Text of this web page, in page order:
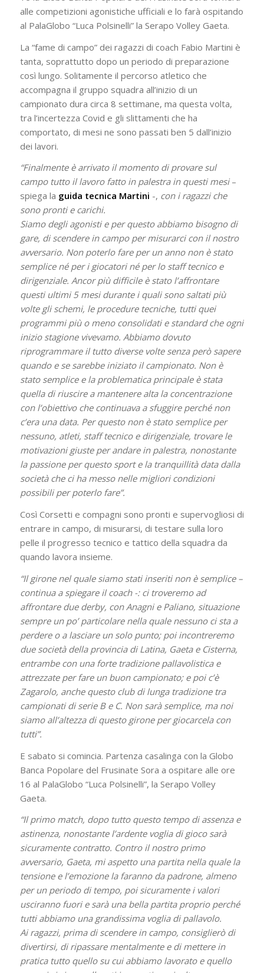
alle competizioni agonistiche ufficiali e lo farà ospitando
al PalaGlobo “Luca Polsinelli” la Serapo Volley Gaeta.
La “fame di campo” dei ragazzi di coach Fabio Martini è
tanta, soprattutto dopo un periodo di preparazione
così lungo. Solitamente il percorso atletico che
accompagna il gruppo squadra all’inizio di un
campionato dura circa 8 settimane, ma questa volta,
tra l’incertezza Covid e gli slittamenti che ha
comportato, di mesi ne sono passati ben 5 dall’inizio
dei lavori.
“Finalmente è arrivato il momento di provare sul
campo tutto il lavoro fatto in palestra in questi mesi–
spiega la guida tecnica Martini -, con i ragazzi che
sono pronti e carichi.
Siamo degli agonisti e per questo abbiamo bisogno di
gare, di scendere in campo per misurarci con il nostro
avversario. Non poterlo fare per un anno non è stato
semplice né per i giocatori né per lo staff tecnico e
dirigenziale. Ancor più difficile è stato l’affrontare
questi ultimi 5 mesi durante i quali sono saltati più
volte gli schemi, le procedure tecniche, tutti quei
programmi più o meno consolidati e standard che ogni
inizio stagione vivevamo. Abbiamo dovuto
riprogrammare il tutto diverse volte senza però sapere
quando e se sarebbe iniziato il campionato. Non è
stato semplice e la problematica principale è stata
quella di riuscire a mantenere alta la concentrazione
con l’obiettivo che continuava a sfuggire perché non
c’era una data. Per questo non è stato semplice per
nessuno, atleti, staff tecnico e dirigenziale, trovare le
motivazioni giuste per andare in palestra, nonostante
la passione per questo sport e la tranquillità data dalla
società che ci ha messo nelle migliori condizioni
possibili per poterlo fare”.
Così Corsetti e compagni sono pronti e supervogliosi di
entrare in campo, di misurarsi, di testare sulla loro
pelle il progresso tecnico e tattico della squadra da
quando lavora insieme.
“Il girone nel quale siamo stati inseriti non è semplice –
continua a spiegare il coach -: ci troveremo ad
affrontare due derby, con Anagni e Paliano, situazione
sempre un po’ particolare nella quale nessuno ci sta a
perdere o a lasciare un solo punto; poi incontreremo
due società della provincia di Latina, Gaeta e Cisterna,
entrambe con una forte tradizione pallavolistica e
attrezzate per fare un buon campionato; e poi c’è
Zagarolo, anche questo club di lunga tradizione tra
campionati di serie B e C. Non sarà semplice, ma noi
siamo all’altezza di questo girone per giocarcela con
tutti”.
E sabato si comincia. Partenza casalinga con la Globo
Banca Popolare del Frusinate Sora a ospitare alle ore
16 al PalaGlobo “Luca Polsinelli”, la Serapo Volley
Gaeta.
“Il primo match, dopo tutto questo tempo di assenza e
astinenza, nonostante l’ardente voglia di gioco sarà
sicuramente contratto. Contro il nostro primo
avversario, Gaeta, mi aspetto una partita nella quale la
tensione e l’emozione la faranno da padrone, almeno
per un periodo di tempo, poi sicuramente i valori
usciranno fuori e sarà una bella partita proprio perché
tutti abbiamo una grandissima voglia di pallavolo.
Ai ragazzi, prima di scendere in campo, consiglierò di
divertirsi, di ripassare mentalmente e di mettere in
pratica tutto quello su cui abbiamo lavorato e quello